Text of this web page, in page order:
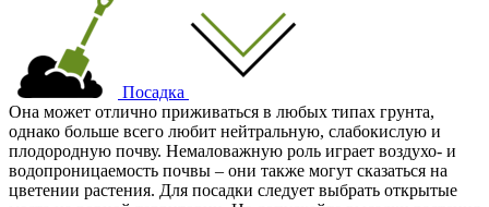
Посадка
Она может отлично приживаться в любых типах грунта,
однако больше всего любит нейтральную, слабокислую и
плодородную почву. Немаловажную роль играет воздухо- и
водопроницаемость почвы – они также могут сказаться на
цветении растения. Для посадки следует выбрать открытые